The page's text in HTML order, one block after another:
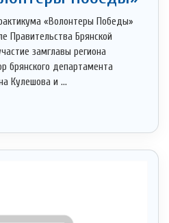
«Волонтеры Победы»
Правительства Брянской
замглавы региона
брянского департамента
Кулешова и ...